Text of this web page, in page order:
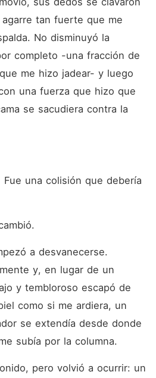
tan fuerte que me
No disminuyó la
completo -una fracción de
me hizo jadear- y luego
una fuerza que hizo que
se sacudiera contra la
una colisión que debería
a desvanecerse.
y, en lugar de un
y tembloroso escapó de
como si me ardiera, un
se extendía desde donde
subía por la columna.
pero volvió a ocurrir: un